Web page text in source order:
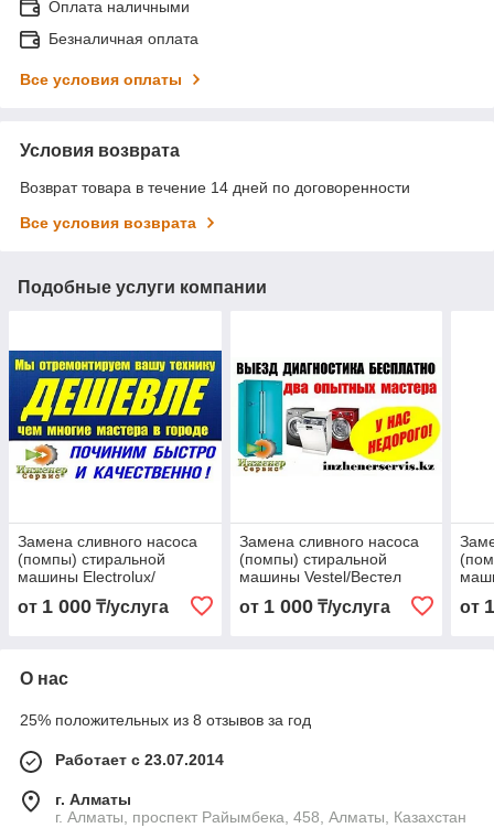
Оплата наличными
Безналичная оплата
Все условия оплаты
Условия возврата
Возврат товара в течение 14 дней по договоренности
Все условия возврата
Подобные услуги компании
Замена сливного насоса
(помпы) стиральной
машины Electrolux/
Електролукс
от 1 000 ₸/услуга
Замена сливного насоса
(помпы) стиральной
машины Vestel/Вестел
от 1 000₸/услуга от
О нас
25% положительных из 8 отзывов за год
Работает с 23.07.2014
г. Алматы
г. Алматы, проспект Райымбека, 458, Алматы, Казахстан